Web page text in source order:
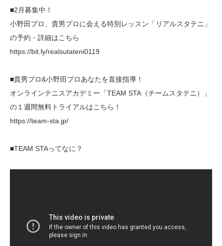
■2月募集中！
小野田プロ、貴男プロに会える特別レッスン「リアルスタテニ」
の予約・詳細はこちら
https://bit.ly/realsutateni0119
■貴男プロ&小野田プロあなたを直接指導！
オンラインテニスアカデミー「TEAM STA（チームスタテニ）」
の１週間無料トライアルはこちら！
https://team-sta.jp/
■TEAM STAってなに？